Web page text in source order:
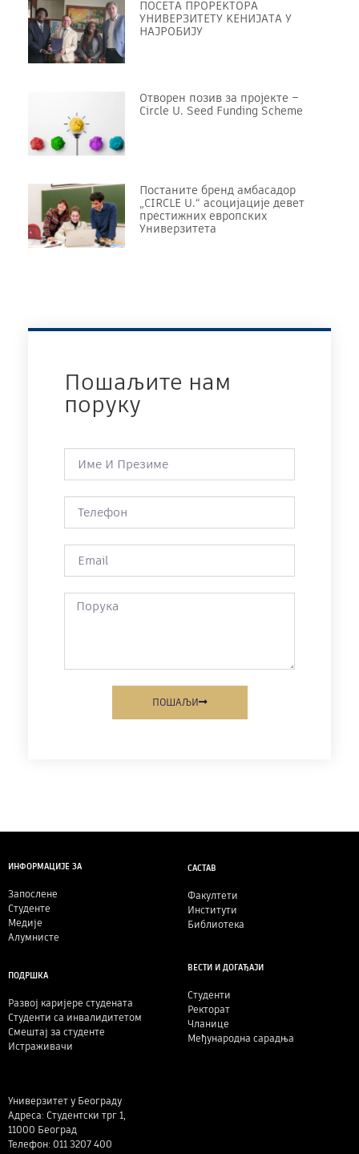
ПОСЕТА ПРОРЕKТОРА
УНИВЕРЗИТЕТУ KЕНИЈАТА У
НАЈРОБИЈУ
Отворен позив за пројекте –
Circle U. Seed Funding Scheme
Постаните бренд амбасадор
„CIRCLE U.“ асоцијације девет
престижних европских
Универзитета
Пошаљите нам
поруку
ПОШАЉИ
ИНФОРМАЦИЈЕ ЗА
Запослене
Студенте
Медије
Алумнисте
САСТАВ
Факултети
Институти
Библиотека
ПОДРШКА
Развој каријере студената
Студенти са инвалидитетом
Смештај за студенте
Истраживачи
ВЕСТИ И ДОГАЂАЈИ
Студенти
Ректорат
Чланице
Међународна сарадња
Универзитет у Београду
Адреса: Студентски трг 1,
11000 Београд
Телефон: 011 3207 400